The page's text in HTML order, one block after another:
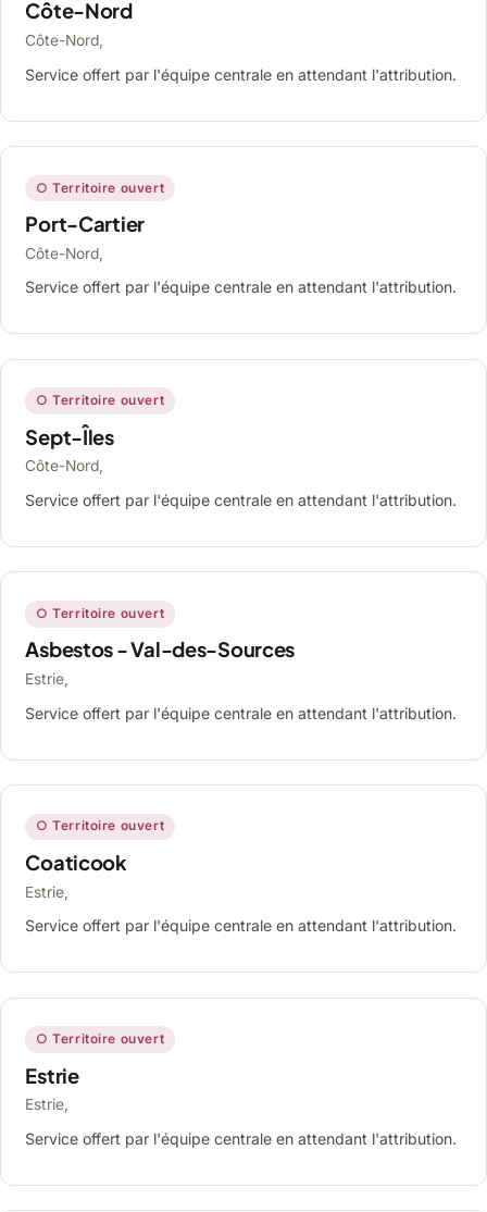
Côte-Nord
Côte-Nord,
Service offert par l'équipe centrale en attendant l'attribution.
○ Territoire ouvert
Port-Cartier
Côte-Nord,
Service offert par l'équipe centrale en attendant l'attribution.
○ Territoire ouvert
Sept-Îles
Côte-Nord,
Service offert par l'équipe centrale en attendant l'attribution.
○ Territoire ouvert
Asbestos - Val-des-Sources
Estrie,
Service offert par l'équipe centrale en attendant l'attribution.
○ Territoire ouvert
Coaticook
Estrie,
Service offert par l'équipe centrale en attendant l'attribution.
○ Territoire ouvert
Estrie
Estrie,
Service offert par l'équipe centrale en attendant l'attribution.